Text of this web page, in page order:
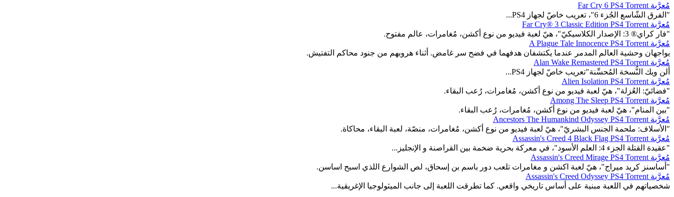
مُعرَّبة Far Cry 6 PS4 Torrent
"الفرق الشّاسع الجُزء 6"، تعريب خاصّ لجهاز PS4...
مُعرَّبة Far Cry® 3 Classic Edition PS4 Torrent
"فار كراي® 3: الإصدار الكلاسيكيّ"، هيّ لعبة فيديو من نوع أكشن، مُغامرات، عالم مفتوح.
مُعرَّبة A Plague Tale Innocence PS4 Torrent
يواجهان وحشية العالم المدمر عندما يكتشفان هدفهما في فضح سر غامض. أثناء هروبهم من جنود محاكم التفتيش.
مُعرَّبة Alan Wake Remastered PS4 Torrent
ألن ويك النُّسخة المُحسِّنة"تعريب خاصّ لجهاز PS4...
مُعرَّبة Alien Isolation PS4 Torrent
"فضائيّ: العُزلة"، هيّ لعبة فيديو من نوع أكشن، مُغامرات، رُعب البقاء.
مُعرَّبة Among The Sleep PS4 Torrent
"بين المنام"، هيّ لعبة فيديو من نوع أكشن، مُغامرات، رُعب البقاء.
مُعرَّبة Ancestors The Humankind Odyssey PS4 Torrent
"الأسلاف: ملحمة الجنس البشريّ"، هيّ لعبة فيديو من نوع أكشن، مُغامرات، منصّة، لعبة البقاء، محاكاة.
مُعرَّبة Assassin's Creed 4 Black Flag PS4 Torrent
"عقيدة القتلة الجزء 4: العلم الأسود"، في معركة بحرية ضخمة بين القراصنة و الإنجليز...
مُعرَّبة Assassin's Creed Mirage PS4 Torrent
"أساسنز كريد ميراج"، هيّ لعبة اكشن و مغامرات تلعب دور باسم بن إسحاق، لص الشوارع اللذي اسبح اساسن.
مُعرَّبة Assassin's Creed Odyssey PS4 Torrent
شخصياتهم في اللعبة مبنية على أساس تاريخي واقعي. كما تطرقت اللعبة إلى جانب الميثولوجيا الإغريقية...